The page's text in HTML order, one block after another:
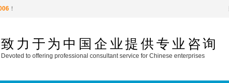
！
致力于为中国企业提供专业咨询
Devoted to offering professional consultant service for Chinese enterprises